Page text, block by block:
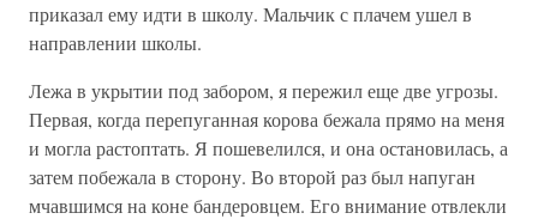
приказал ему идти в школу. Мальчик с плачем ушел в
направлении школы.
Лежа в укрытии под забором, я пережил еще две угрозы.
Первая, когда перепуганная корова бежала прямо на меня
и могла растоптать. Я пошевелился, и она остановилась, а
затем побежала в сторону. Во второй раз был напуган
мчавшимся на коне бандеровцем. Его внимание отвлекли